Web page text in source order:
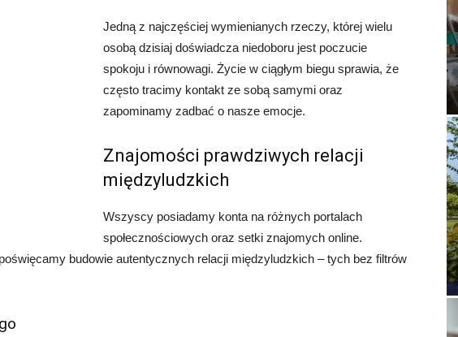
Jedną z najczęściej wymienianych rzeczy, której wielu
osobą dzisiaj doświadcza niedoboru jest poczucie
spokoju i równowagi. Życie w ciągłym biegu sprawia, że
często tracimy kontakt ze sobą samymi oraz
zapominamy zadbać o nasze emocje.
Znajomości prawdziwych relacji
międzyludzkich
Wszyscy posiadamy konta na różnych portalach
społecznościowych oraz setki znajomych online.
budowie autentycznych relacji międzyludzkich – tych bez filtrów